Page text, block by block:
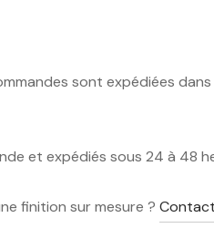
sont expédiées
et expédiés sous 24 à 48
finition sur mesure ?